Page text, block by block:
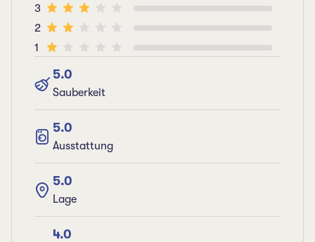
3
2
1
5.0
Sauberkeit
5.0
Ausstattung
5.0
Lage
4.0